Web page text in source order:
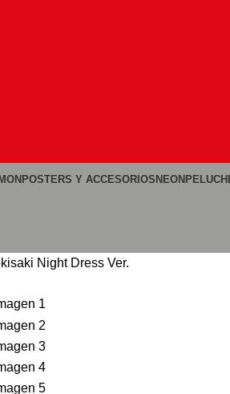
POSTERS Y ACCESORIOS NEON
Night Dress Ver.